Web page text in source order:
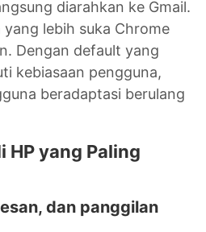
diarahkan ke Gmail.
lebih suka Chrome
Dengan default yang
kebiasaan pengguna,
beradaptasi berulang
HP yang Paling
dan panggilan